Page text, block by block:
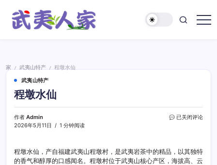
家
家 / 武夷山特产 /
程墩水仙
武夷山特产
程墩水仙
作者 Admin
2026年5月11日
1 分钟阅读
程
已关闭评论
程墩水仙，产自福建武夷山程墩村，是武夷岩茶中的精品，以其独特
的香气和醇厚的口感闻名。程墩村位于武夷山核心产区，海拔高、云